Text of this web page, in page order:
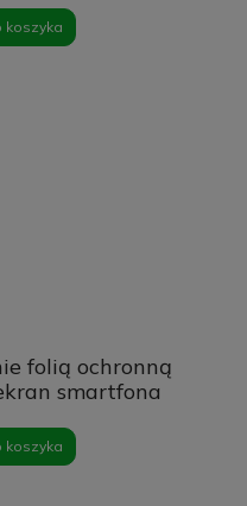
koszyka
folią ochronną
smartfona
koszyka